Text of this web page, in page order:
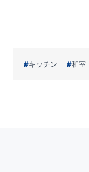
キッチン 和室